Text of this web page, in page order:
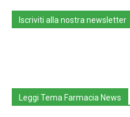
Iscriviti alla nostra newsletter
Leggi Tema Farmacia News